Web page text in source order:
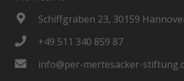
Schiffgraben 23, 30159
+49 511 340 859 87
info@per-mertesacker-